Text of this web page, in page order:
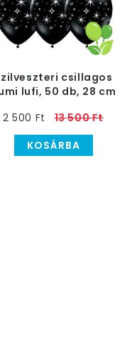
csillagos
lufi, 50 db, 28 cm
2 500 Ft
13 500 Ft
KOSÁRBA